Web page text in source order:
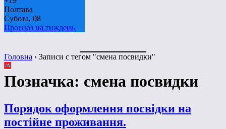
Полтава
Субота, 08
Прогноз на тиждень
Головна › Записи с тегом "смена посвидки"
Позначка: смена посвидки
Порядок оформлення посвідки на
постійне проживання.